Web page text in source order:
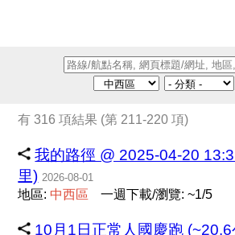
有 316 項結果 (第 211-220 項)
我的路徑 @ 2025-04-20
里) 2026-08-01
地區: 中西區 一週下載/瀏覽: ~1/5
10月1日正常人國慶跑 (~20.6